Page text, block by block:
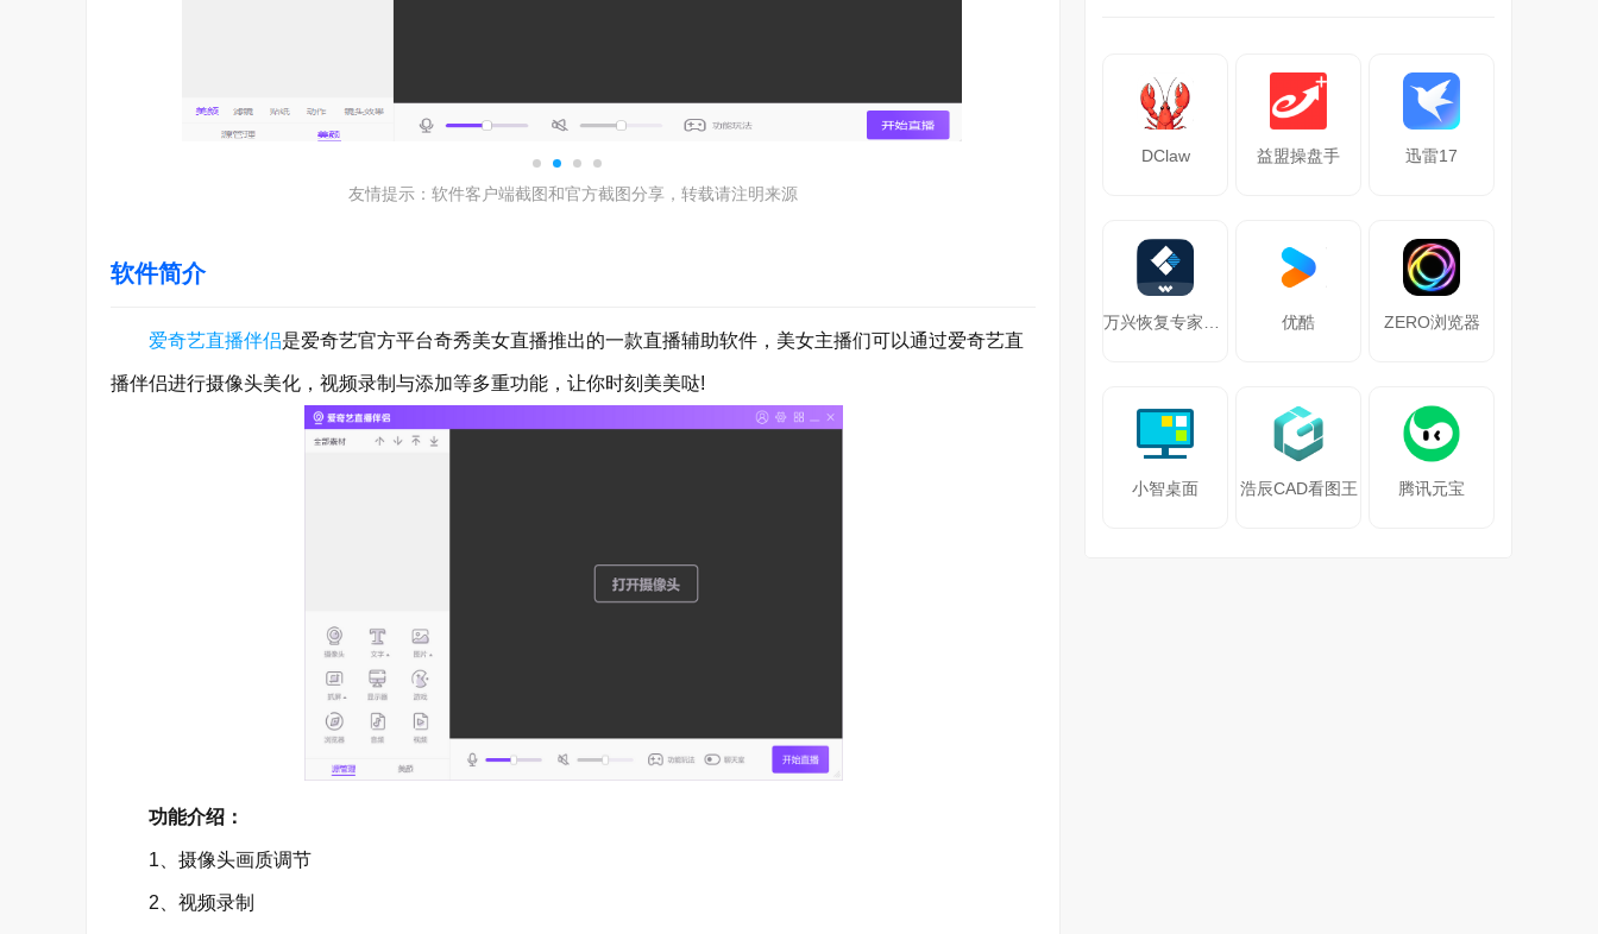
友情提示：软件客户端截图和官方截图分享，转载请注明来源
软件简介
爱奇艺直播伴侣是爱奇艺官方平台奇秀美女直播推出的一款直播辅助软件，美女主播们可以通过爱奇艺直
播伴侣进行摄像头美化，视频录制与添加等多重功能，让你时刻美美哒!
功能介绍：
1、摄像头画质调节
2、视频录制
DClaw 益盟操盘手 迅雷17
优酷 ZERO浏览器
小智桌面 浩辰CAD看图王 腾讯元宝